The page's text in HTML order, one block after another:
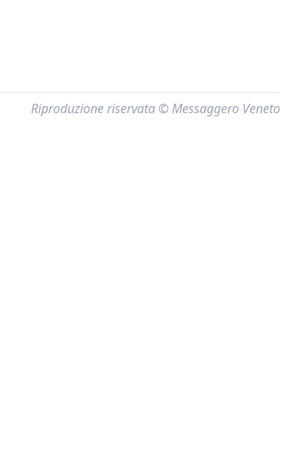
Riproduzione riservata © Messaggero Veneto